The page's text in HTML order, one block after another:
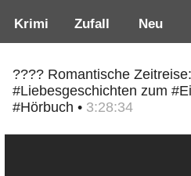
Krimi Zufall Neu
???? Romantische
#Liebesgeschichten zum
#Hörbuch • 3:28:34